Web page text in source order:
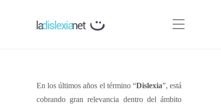
En los últimos años el término “Dislexia”, está
cobrando gran relevancia dentro del ámbito